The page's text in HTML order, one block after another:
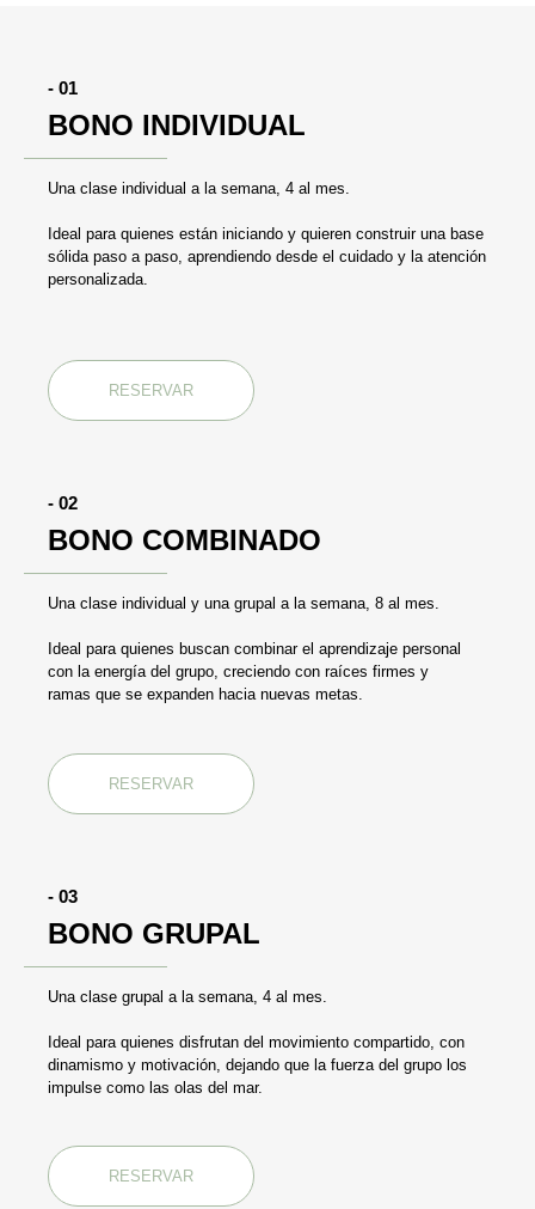
- 01
BONO INDIVIDUAL
Una clase individual a la semana, 4 al mes.
Ideal para quienes están iniciando y quieren construir una base
sólida paso a paso, aprendiendo desde el cuidado y la atención
personalizada.
RESERVAR
- 02
BONO COMBINADO
Una clase individual y una grupal a la semana, 8 al mes.
Ideal para quienes buscan combinar el aprendizaje personal
con la energía del grupo, creciendo con raíces firmes y
ramas que se expanden hacia nuevas metas.
RESERVAR
- 03
BONO GRUPAL
Una clase grupal a la semana, 4 al mes.
Ideal para quienes disfrutan del movimiento compartido, con
dinamismo y motivación, dejando que la fuerza del grupo los
impulse como las olas del mar.
RESERVAR